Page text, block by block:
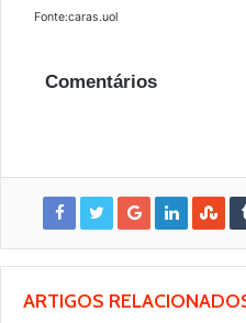
Fonte:caras.uol
Comentários
ARTIGOS